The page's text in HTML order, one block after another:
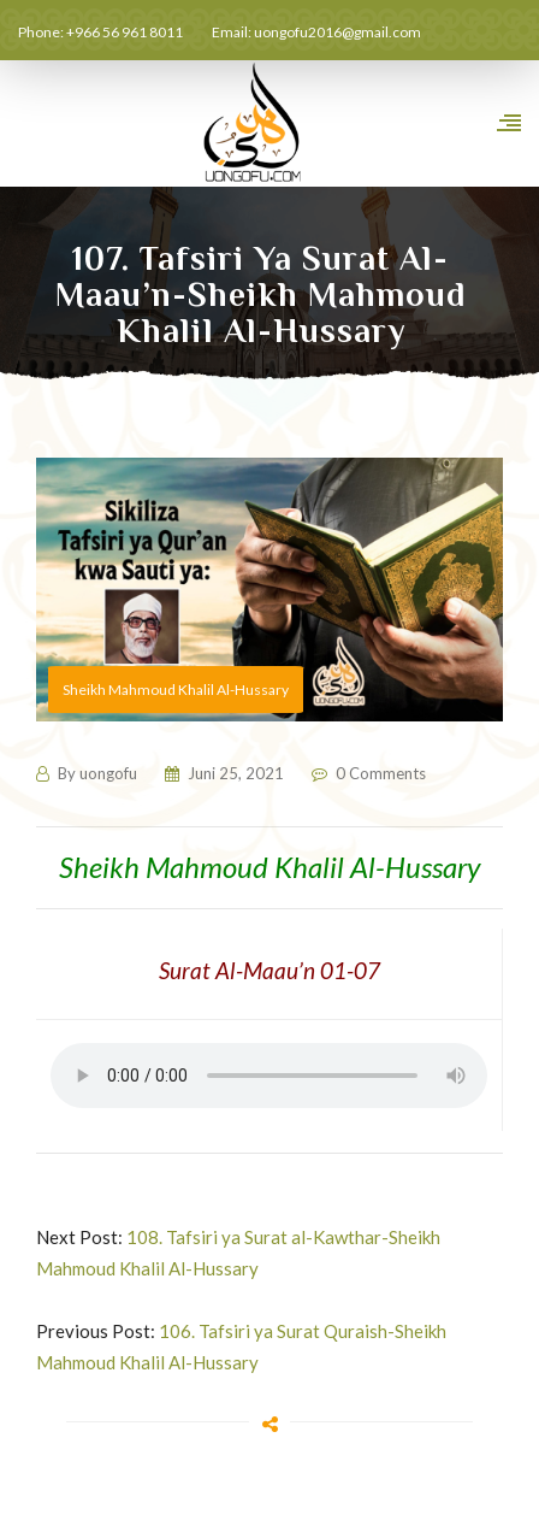
Phone: +966 56 961 8011 Email:uongofu2016@gmail.com
107. Tafsiri Ya Surat Al-
Maau’n-Sheikh Mahmoud
Khalil Al-Hussary
Sheikh Mahmoud Khalil Al-Hussary
Byuongofu Juni 25, 2021 0 Comments
Sheikh Mahmoud Khalil Al-Hussary
Surat Al-Maau’n 01-07
Next Post: 108. Tafsiri ya Surat al-Kawthar-Sheikh
Mahmoud Khalil Al-Hussary
Previous Post: 106. Tafsiri ya Surat Quraish-Sheikh
Mahmoud Khalil Al-Hussary